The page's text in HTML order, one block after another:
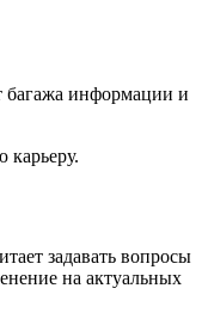
багажа информации и
карьеру.
задавать вопросы
на актуальных